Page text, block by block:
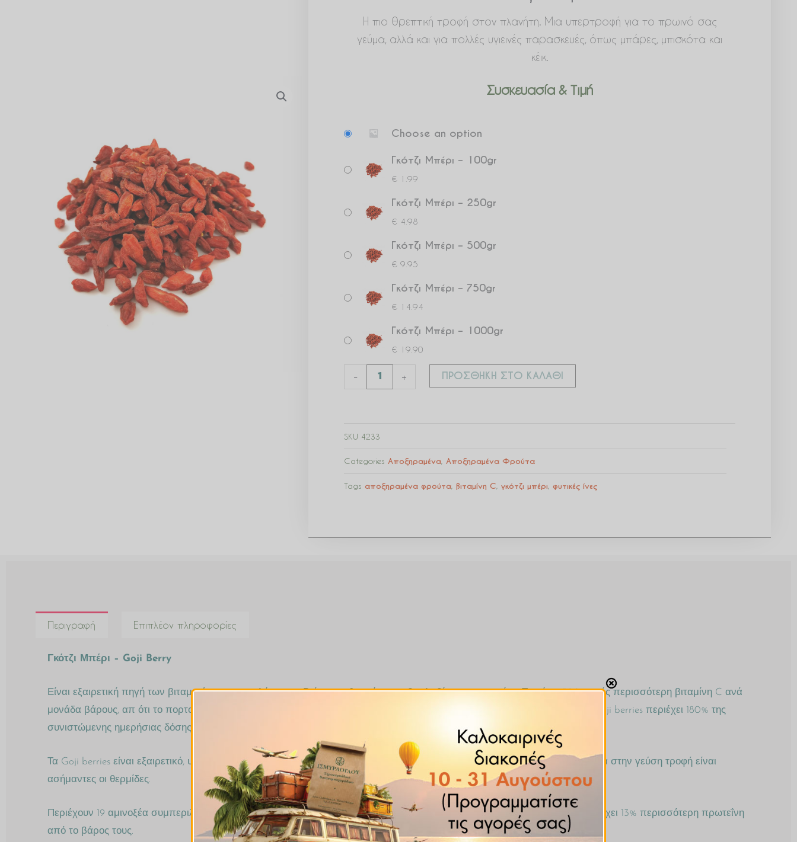
Η πιο θρεπτική τροφή στον πλανήτη. Μια υπερτροφή για το πρωινό σας
γεύμα, αλλά και για πολλές υγιεινές παρασκευές, όπως μπάρες, μπισκότα και
κέικ.
Συσκευασία & Τιμή
Choose an option
Γκότζι Μπέρι – 100gr
€ 1.99
Γκότζι Μπέρι – 250gr
€ 4.98
Γκότζι Μπέρι – 500gr
€ 9.95
Γκότζι Μπέρι – 750gr
€ 14.94
Γκότζι Μπέρι – 1000gr
€ 19.90
-
Μπέρι
+ ΠΡΟΣΘΉΚΗ ΣΤΟ ΚΑΛΆΘΙ
SKU 4233
Categories Αποξηραμένα Αποξηραμένα Φρούτα
Tags αποξηραμένα φρούτα βιταμίνη C γκότζι μπέρι φυτικές ίνες
Περιγραφή Επιπλέον πληροφορίες
Γκότζι Μπέρι – Goji Berry
Είναι εξαιρετική πηγή των βιταμινών του συμπλέγματος Β όπως η θειαμίνη, η ριβοφλαβίνη και η νιασίνη. Περιέχει 500 φορές περισσότερη βιταμίνη C ανά
μονάδα βάρους, απ ότι το πορτοκάλι και έχει περισσότερη β-καροτίνη απ’ ότι το καρότο. Ένα τέταρτο του φλιτζανιού από goji berries περιέχει 180% της
συνιστώμενης ημερήσιας δόσης βιταμίνης Α και 30% της αντίστοιχης της βιταμίνης C
Τα Goji berries είναι εξαιρετικό, υγιεινό snack. Ένα τέταρτο του φλιτζανιού έχει 220 θερμίδες. Για μια τόσο θρεπτική και γλυκιά στην γεύση τροφή είναι
ασήμαντες οι θερμίδες.
Περιέχουν 19 αμινοξέα συμπεριλαμβανομένων των 8 σημαντικών. Αυτό τα κάνει σχεδόν πλήρη πηγή πρωτεϊνών, που παρέχει 13% περισσότερη πρωτεΐνη
από το βάρος τους.